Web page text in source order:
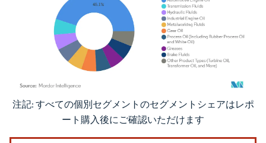
画像 © Mordor Intelligence。再利用にはCC BY 4.0の表示が必要です。
注記: すべての個別セグメントのセグメントシェアはレポ
ート購入後にご確認いただけます